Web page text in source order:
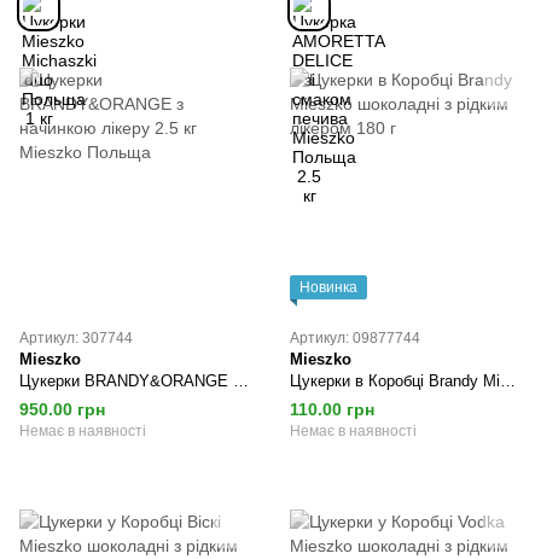
Артикул: 307744
Mieszko
950.00 грн
Немає в наявності
Новинка
Артикул: 09877744
Mieszko
110.00 грн
Немає в наявності